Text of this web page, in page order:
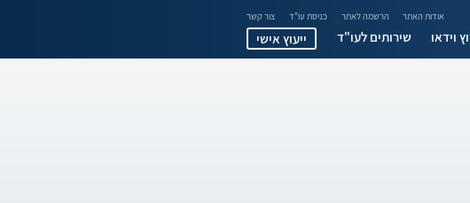
אודות האתר הרשמה לאתר כניסת עו"ד צור קשר
וידאו שירותים לעו"ד ייעוץ אישי